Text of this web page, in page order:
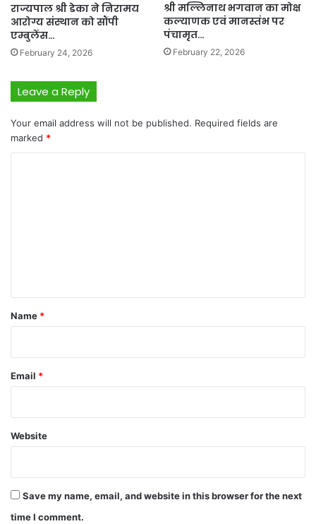
राज्यपाल श्री डेका ने निरामय
आरोग्य संस्थान को सौंपी
एम्बुलेंस…
February 24, 2026
श्री मल्लिनाथ भगवान का मोक्ष
कल्याणक एवं मानस्तंभ पर
पंचामृत…
February 22, 2026
Leave a Reply
Your email address will not be published. Required fields are
marked *
*
Name *
Email *
Website
Save my name, email, and website in this browser for the next
time I comment.